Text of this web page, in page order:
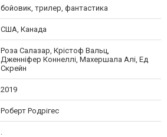
бойовик, трилер, фантастика
США, Канада
Роза Салазар, Крістоф Вальц,
Дженніфер Коннеллі, Махершала Алі, Ед
Скрейн
2019
Роберт Родрігес